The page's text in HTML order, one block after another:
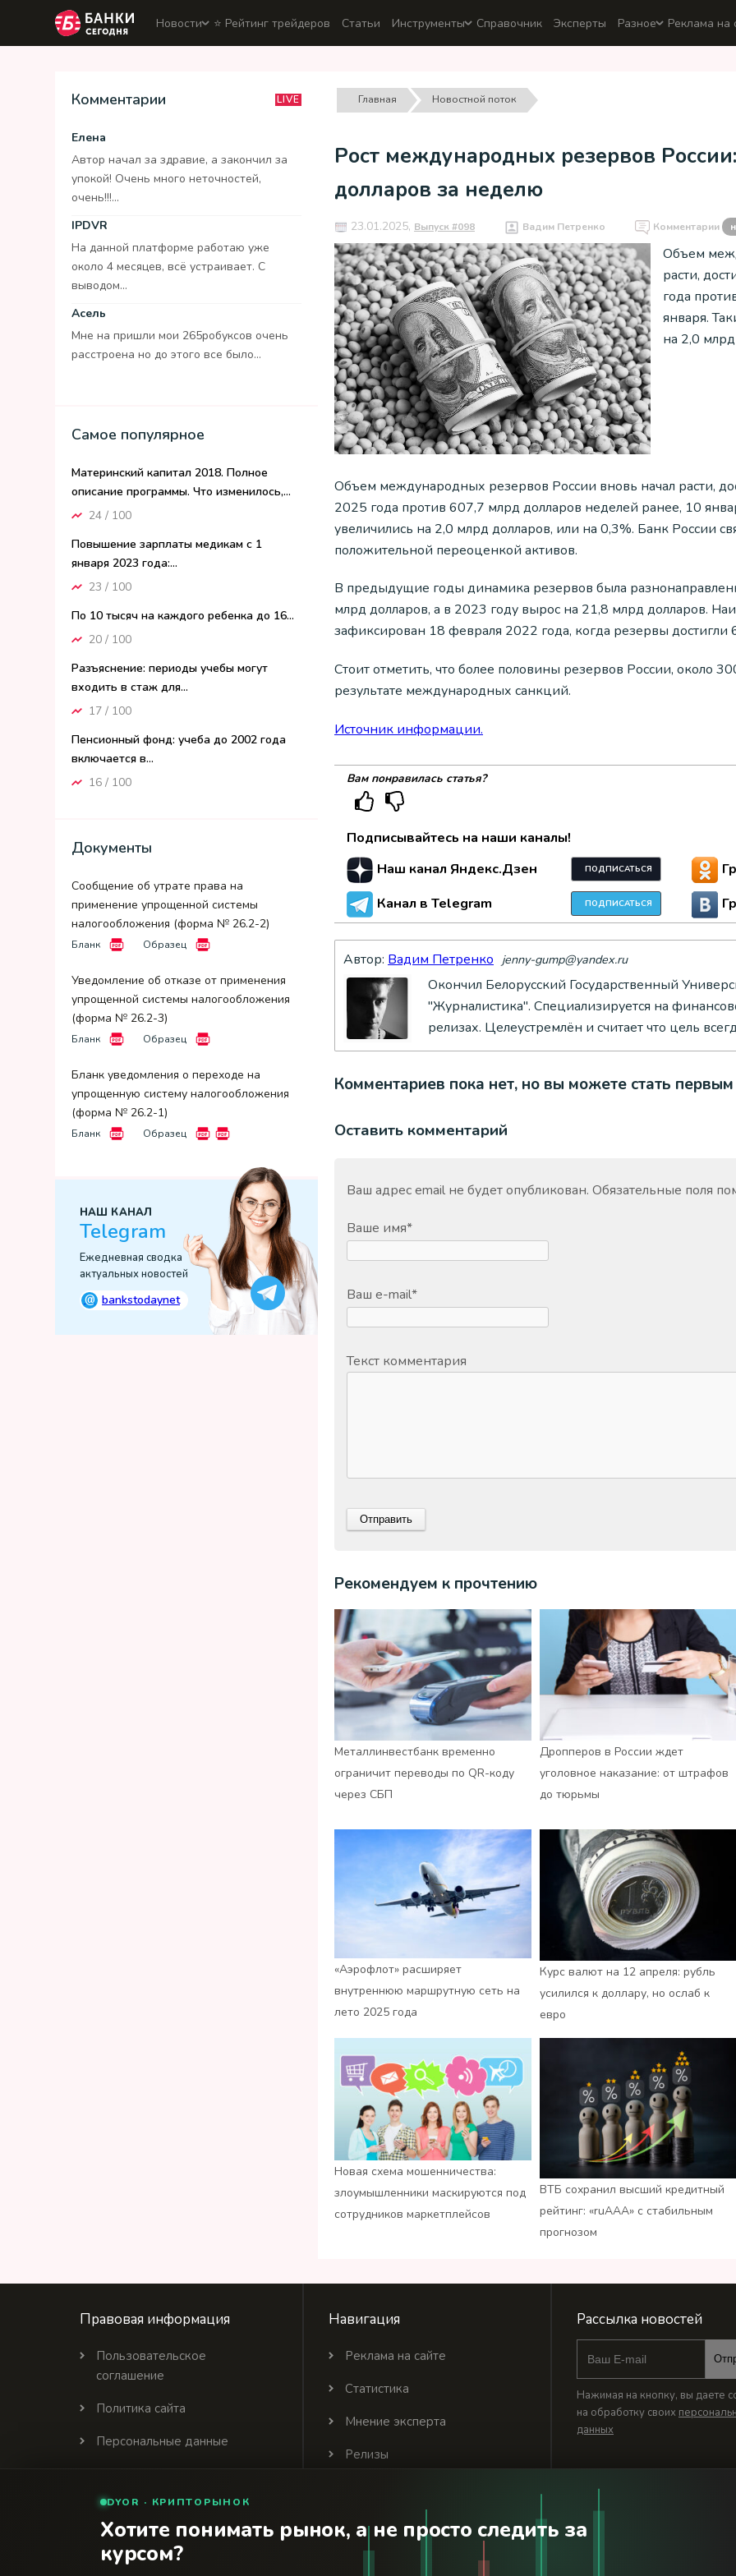
Новости ⭐️ Рейтинг трейдеров Статьи Инструменты Справочник Эксперты Разное Реклама на
Комментарии LIVE
Елена
Автор начал за здравие, а закончил за
упокой! Очень много неточностей,
очень!!!...
IPDVR
На данной платформе работаю уже
около 4 месяцев, всё устраивает. С
выводом...
Асель
Мне на пришли мои 265робуксов очень
расстроена но до этого все было...
Самое популярное
Материнский капитал 2018. Полное
описание программы. Что изменилось,...
24 / 100
Повышение зарплаты медикам с 1
января 2023 года:...
23 / 100
По 10 тысяч на каждого ребенка до 16...
20 / 100
Разъяснение: периоды учебы могут
входить в стаж для...
17 / 100
Пенсионный фонд: учеба до 2002 года
включается в...
16 / 100
Документы
Сообщение об утрате права на
применение упрощенной системы
налогообложения (форма № 26.2-2)
Бланк Образец
Уведомление об отказе от применения
упрощенной системы налогообложения
(форма № 26.2-3)
Бланк Образец
Бланк уведомления о переходе на
упрощенную систему налогообложения
(форма № 26.2-1)
Бланк Образец
НАШ КАНАЛ
Telegram
Ежедневная сводка
актуальных новостей
@ bankstodaynet
Главная Новостной поток
Рост международных резервов
долларов за неделю
23.01.2025, Выпуск #098 Вадим Петренко Комментарии
Объем
расти,
года
января.
на 2,0
Объем международных резервов России вновь начал расти,
2025 года против 607,7 млрд долларов неделей ранее, 10
увеличились на 2,0 млрд долларов, или на 0,3%. Банк России
положительной переоценкой активов.
В предыдущие годы динамика резервов была
млрд долларов, а в 2023 году вырос на 21,8 млрд долларов.
зафиксирован 18 февраля 2022 года, когда резервы достигли
Стоит отметить, что более половины резервов России, около
результате международных санкций.
Источник информации.
Вам понравилась статья?
Подписывайтесь на наши каналы!
Наш канал Яндекс.Дзен
ПОДПИСАТЬСЯ
Канал в Telegram ПОДПИСАТЬСЯ
Автор: Вадим Петренко jenny-gump@yandex.ru
Окончил Белорусский Государственный
"Журналистика". Специализируется на
релизах. Целеустремлён и считает что цель
Комментариев пока нет, но вы можете стать первым
Оставить комментарий
Ваш адрес email не будет опубликован. Обязательные поля
Ваше имя*
Ваш e-mail*
Текст комментария
Рекомендуем к прочтению
Металлинвестбанк временно
ограничит переводы по QR-коду
через СБП
Дропперов в России ждет
уголовное наказание: от штрафов
до тюрьмы
«Аэрофлот» расширяет
внутреннюю маршрутную сеть на
лето 2025 года
Курс валют на 12 апреля: рубль
усилился к доллару, но ослаб к
евро
Новая схема мошенничества:
злоумышленники маскируются под
сотрудников маркетплейсов
ВТБ сохранил высший кредитный
рейтинг: «ruАAA» с стабильным
прогнозом
Правовая информация
Пользовательское
соглашение
Политика сайта
Персональные данные
Партнеры
Навигация
Реклама на сайте
Статистика
Мнение эксперта
Релизы
Рассылка новостей
Нажимая на кнопку, вы даете
на обработку своих
данных
© 2026 Финансовый интернет-портал «Банки Сегодня». Используя сайт BanksToday.net вы соглашаетесь с
DYOR · КРИПТОРЫНОК
Хотите понимать рынок, а не просто следить за
курсом?